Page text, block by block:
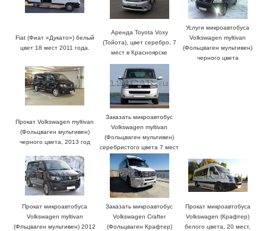
Fiat (Фиат «Дукато») белый
цвет 18 мест 2011 года.
Аренда Toyota Voxy
(Тойота), цвет серебро, 7
мест в Красноярске
Услуги микроавтобуса
Volkswagen myltivan
(Фольцваген мультивен)
черного цвета
Прокат Volkswagen myltivan
(Фольцваген мультивен)
черного цвета, 2013 год
Заказать микроавтобус
Volkswagen myltivan
(Фольцваген мультивен)
серебристого цвета 7 мест
Прокат микроавтобуса
Volkswagen myltivan
(Фльцваген мультивен) 2012
Заказать микроавтобус
Volkswagen Crafter
(Фольцваген Крафтер)
Прокат микроавтобуса
Volkswagen (Крафтер)
белого цвета, 20 мест,